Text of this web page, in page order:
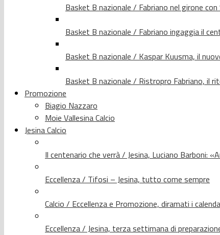
Basket B nazionale / Fabriano nel girone con
Basket B nazionale / Fabriano ingaggia il
Basket B nazionale / Kaspar Kuusma, il
Basket B nazionale / Ristropro Fabriano, il
Promozione
Biagio Nazzaro
Moie Vallesina Calcio
Jesina Calcio
Il centenario che verrà / Jesina, Luciano Barboni:
Eccellenza / Tifosi – Jesina, tutto come sempre
Calcio / Eccellenza e Promozione, diramati i
Eccellenza / Jesina, terza settimana di